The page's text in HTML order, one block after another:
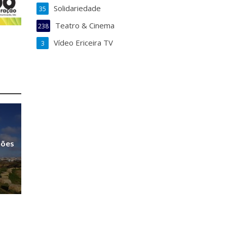
Solidariedade
35
Teatro & Cinema
238
Vídeo Ericeira TV
3